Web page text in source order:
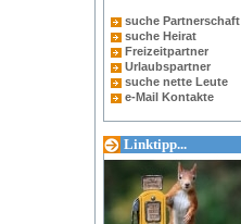
suche Partnerschaft
suche Heirat
Freizeitpartner
Urlaubspartner
suche nette Leute
e-Mail Kontakte
Linktipp...